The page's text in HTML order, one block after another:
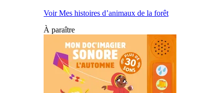
Voir Mes histoires d’animaux de la forêt
À paraître